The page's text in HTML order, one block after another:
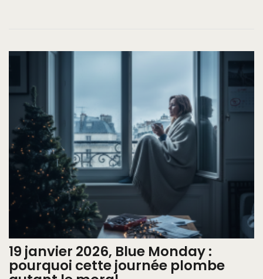
19 janvier 2026, Blue Monday :
pourquoi cette journée plombe